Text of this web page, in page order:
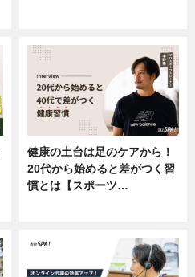
健康の土台は足のケアから！
20代から始めると差がつく習
慣とは【スポーツ…